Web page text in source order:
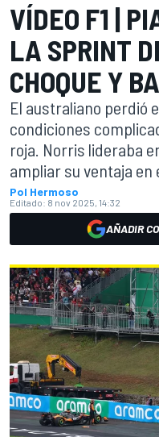
VÍDEO F1 |
LA SPRINT
CHOQUE Y
El australiano perdió
condiciones
roja. Norris lideraba
ampliar su ventaja en
Pol Hermoso
Editado: 8 nov 2025, 14:32
AÑADIR